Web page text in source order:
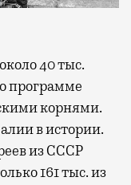
программе
корнями.
в истории.
из СССР
161 тыс. из